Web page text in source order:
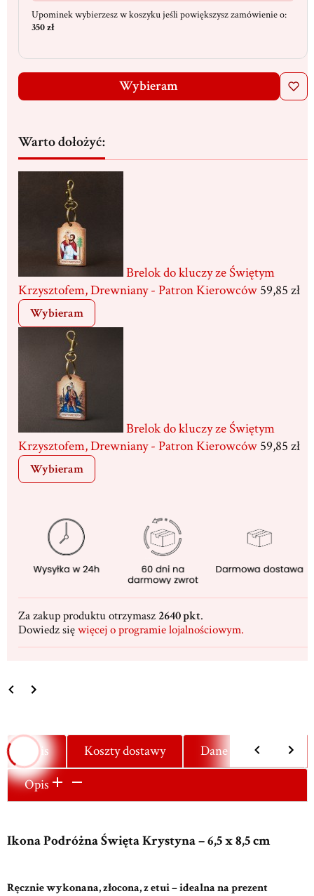
Upominek wybierzesz w koszyku jeśli powiększysz zamówienie o:
350 zł
Wybieram
Warto dołożyć:
Brelok do kluczy ze Świętym
Krzysztofem, Drewniany - Patron Kierowców 59,85 zł
Wybieram
Brelok do kluczy ze Świętym
Krzysztofem, Drewniany - Patron Kierowców 59,85 zł
Wybieram
Za zakup produktu otrzymasz 2640 pkt.
Dowiedz sięwięcej o programie lojalnościowym.
Opis Koszty dostawy
Dane techniczne
Opis
Ikona Podróżna Święta Krystyna – 6,5 x 8,5 cm
Ręcznie wykonana, złocona, z etui – idealna na prezent